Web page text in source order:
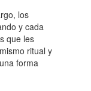
los
y cada
que les
ritual y
forma